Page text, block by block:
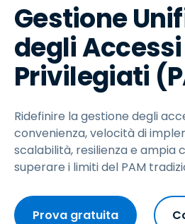
Gestione
degli Accessi
Privilegiati
Ridefinire la gestione degli
convenienza, velocità di
scalabilità, resilienza e ampia
superare i limiti del PAM
Prova gratuita